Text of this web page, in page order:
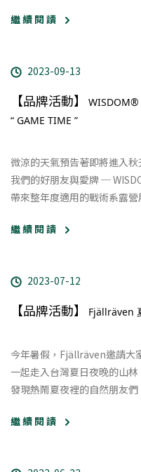
繼 續 閱 讀
2023-09-13
【品牌活動】
WISDOM®
“ GAME TIME ”
微涼的天氣預告著即將進入
我們的好朋友與愛牌 ─
帶來整年度適用的戰術系露營
繼 續 閱 讀
2023-07-12
【品牌活動】 Fjällräven
今年暑假，Fjällräven邀請大
一起走入台灣夏日夜晚的山林
發現熱鬧夏夜裡的自然朋友們
繼 續 閱 讀